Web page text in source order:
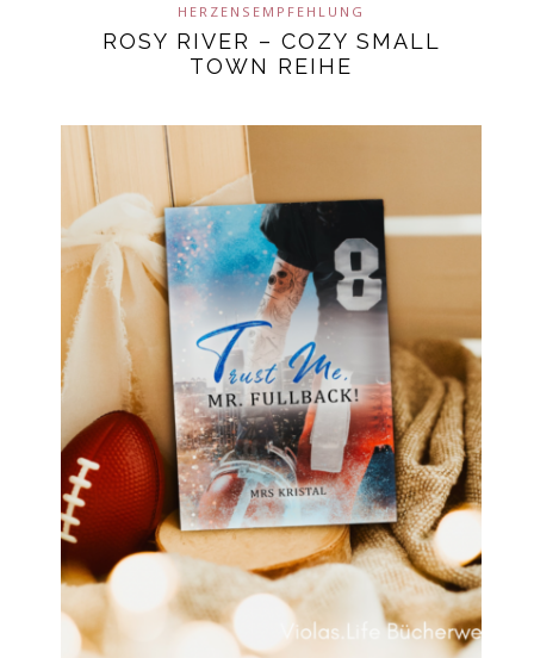
HERZENSEMPFEHLUNG
ROSY RIVER – COZY SMALL
TOWN REIHE